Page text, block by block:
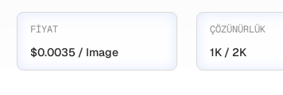
FIYAT
$0.0035 / Image
ÇÖZÜNÜRLÜK
1K / 2K